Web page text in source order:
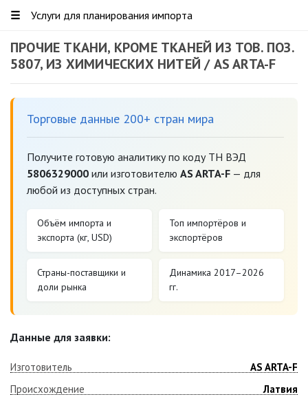
☰ Услуги для планирования импорта
ПРОЧИЕ ТКАНИ, КРОМЕ ТКАНЕЙ ИЗ ТОВ. ПОЗ.
5807, ИЗ ХИМИЧЕСКИХ НИТЕЙ / AS ARTA-F
Торговые данные 200+ стран мира
Получите готовую аналитику по коду ТН ВЭД
5806329000 или изготовителю AS ARTA-F — для
любой из доступных стран.
Объём импорта и
экспорта (кг, USD)
Топ импортёров и
экспортёров
Страны-поставщики и
доли рынка
Динамика 2017–2026
гг.
Данные для заявки:
Изготовитель
AS ARTA-F
Происхождение
Латвия